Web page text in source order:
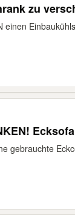
zu
einen
gebrauchte